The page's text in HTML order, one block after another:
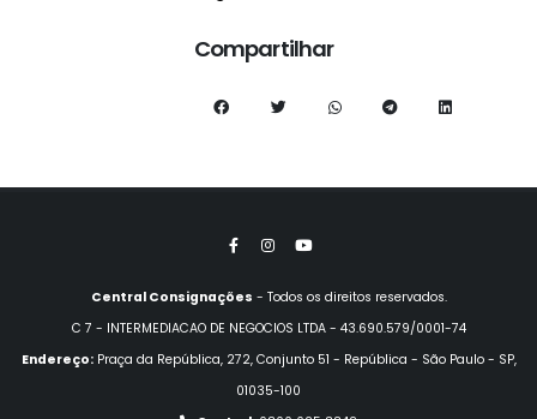
Compartilhar
Central Consignações - Todos os direitos reservados.
C 7 - INTERMEDIACAO DE NEGOCIOS LTDA - 43.690.579/0001-74
Endereço:Praça da República, 272, Conjunto 51 - República - São Paulo - SP,
01035-100